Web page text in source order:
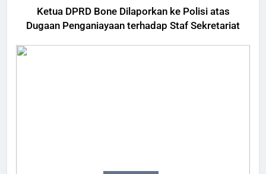
Ketua DPRD Bone Dilaporkan ke Polisi atas
Dugaan Penganiayaan terhadap Staf Sekretariat